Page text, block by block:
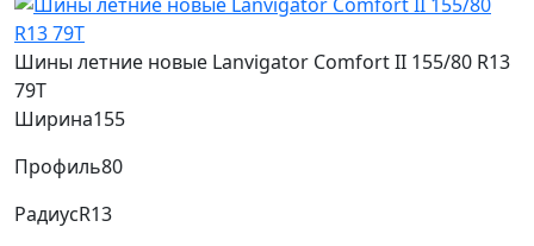
Шины летние новые Lanvigator Comfort II 155/80 R13
79T
Ширина155
Профиль80
РадиусR13